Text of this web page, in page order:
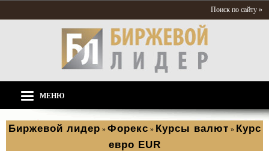
Поиск по сайту »
МЕНЮ
Биржевой лидер » Форекс » Курсы валют » Курс
евро EUR